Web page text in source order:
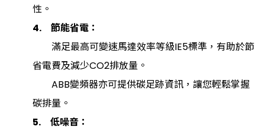
性。
4. 節能省電：
滿足最高可變速馬達效率等級IE5標準，有助於節
省電費及減少CO2排放量。
ABB變頻器亦可提供碳足跡資訊，讓您輕鬆掌握
碳排量。
5. 低噪音：